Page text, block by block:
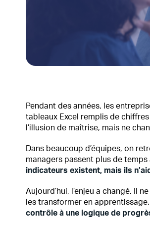
Pendant des années, les
tableaux Excel remplis de
l’illusion de maîtrise, mais ne
Dans beaucoup d’équipes, on
managers passent plus de
indicateurs existent, mais ils
Aujourd’hui, l’enjeu a changé. Il
les transformer en
contrôle à une logique de